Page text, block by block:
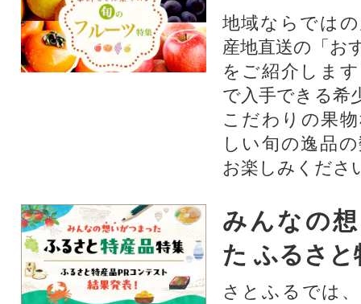
地域ならでは
産地直送の「お
をご紹介しま
で入手できる希
こだわりの果
しい旬の逸品
お楽しみくださ
みんなの
た ふるさと
さとふるでは